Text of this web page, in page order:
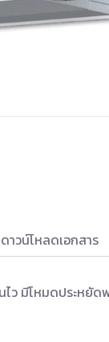
ดาวน์โหลดเอกสาร
ไว มีโหมดประหยั